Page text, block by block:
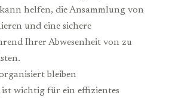
helfen, die Ansammlung von
und eine sichere
Ihrer Abwesenheit von zu
bleiben
ist wichtig für ein effizientes